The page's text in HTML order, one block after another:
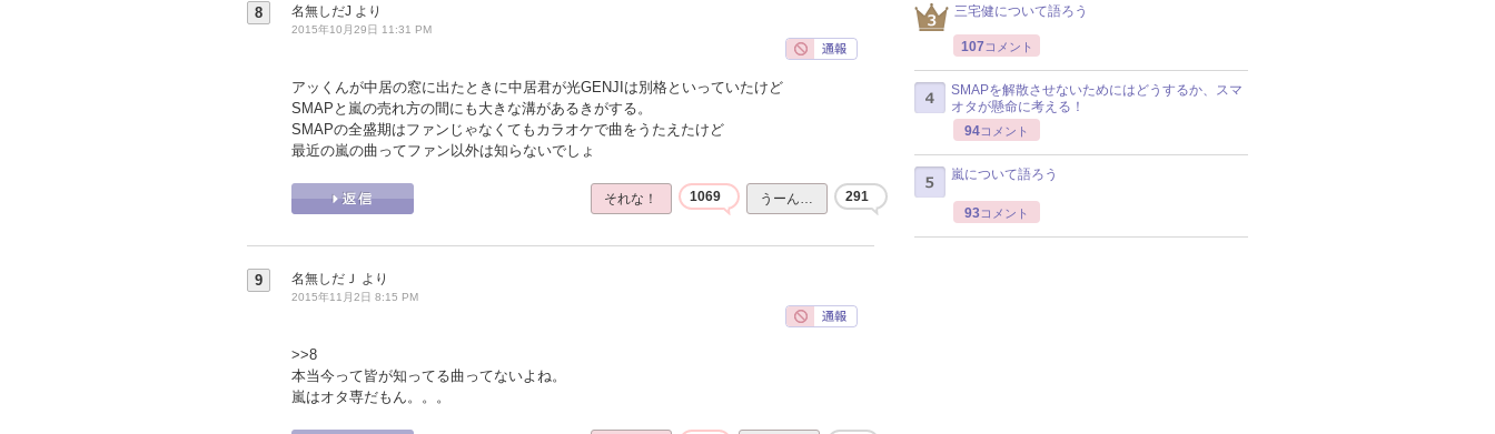
8 名無しだJ より
2015年10月29日 11:31 PM
アッくんが中居の窓に出たときに中居君が光GENJIは別格といっていたけど
SMAPと嵐の売れ方の間にも大きな溝があるきがする。
SMAPの全盛期はファンじゃなくてもカラオケで曲をうたえたけど
最近の嵐の曲ってファン以外は知らないでしょ
それな！ 1069 うーん… 291
9 名無しだＪ より
2015年11月2日 8:15 PM
>>8
本当今って皆が知ってる曲ってないよね。
嵐はオタ専だもん。。。
三宅健について語ろう
107 コメント
SMAPを解散させないためにはどうするか、スマ
オタが懸命に考える！
94コメント
嵐について語ろう
93コメント